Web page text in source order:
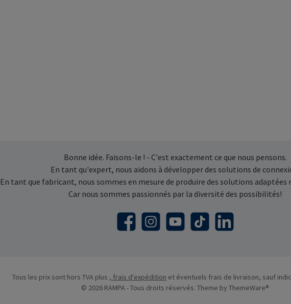
Bonne idée. Faisons-le ! - C'est exactement ce que nous pensons.
En tant qu'expert, nous aidons à développer des solutions de
En tant que fabricant, nous sommes en mesure de produire des solutions adaptées
Car nous sommes passionnés par la diversité des possibilités!
FacebookInstagramYouTubeTikTok LinkedIn
Tous les prix sont hors TVA plus , frais d'expédition et éventuels frais de livraison, sauf
© 2026 RAMPA - Tous droits réservés. Theme by ThemeWare®